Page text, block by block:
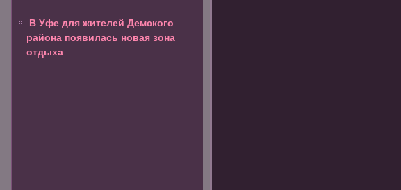
В Уфе для жителей Демского
района появилась новая зона
отдыха